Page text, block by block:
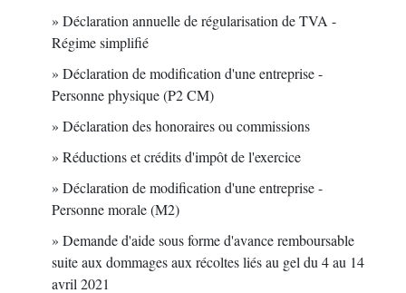
Déclaration annuelle de régularisation de TVA -
Régime simplifié
Déclaration de modification d'une entreprise -
Personne physique (P2 CM)
Déclaration des honoraires ou commissions
Réductions et crédits d'impôt de l'exercice
Déclaration de modification d'une entreprise -
Personne morale (M2)
Demande d'aide sous forme d'avance remboursable
suite aux dommages aux récoltes liés au gel du 4 au 14
avril 2021